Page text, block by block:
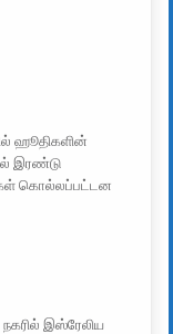
ஹூதிகளின்
இரண்டு
கொல்லப்பட்டன
இஸ்ரேலிய